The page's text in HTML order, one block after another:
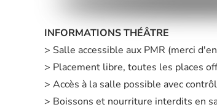
INFORMATIONS THÉÂTRE
> Salle accessible aux PMR (merci
> Placement libre, toutes les places
> Accès à la salle possible avec
> Boissons et nourriture interdits en